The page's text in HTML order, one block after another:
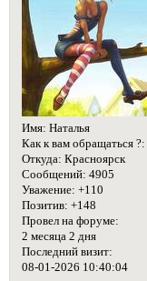
Имя: Наталья
Как к вам обращаться ?:
Откуда: Красноярск
Сообщений: 4905
Уважение: +110
Позитив: +148
Провел на форуме:
2 месяца 2 дня
Последний визит:
08-01-2026 10:40:04